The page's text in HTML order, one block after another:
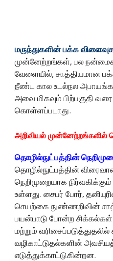
மருந்துகளின் பக்க
முன்னேற்றங்கள், பல
வேளையில், சாத்தியமான
நீண்ட கால உடல்நல
அவை மிகவும் பிற்பகுதி வரை
கொள்ளப்படாது.
அறிவியல் முன்னேற்றங்களில்
தொழில்நுட்பத்தின்
தொழில்நுட்பத்தின்
நெறிமுறையாக
உள்ளது. சைபர் போர்,
செயற்கை நுண்ணறிவின்
பயன்பாடு போன்ற சிக்கல்கள்
மற்றும்
வழிகாட்டுதல்களின்
எடுத்துக்காட்டுகின்றன.